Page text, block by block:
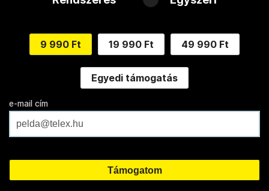
9 990 Ft 19 990 Ft 49 990 Ft
Egyedi támogatás
e-mail cím